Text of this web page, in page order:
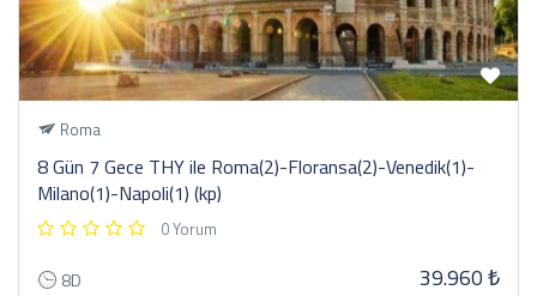
Roma
8 Gün 7 Gece THY ile Roma(2)-Floransa(2)-Venedik(1)-
Milano(1)-Napoli(1) (kp)
0 Yorum
8D 39.960 ₺